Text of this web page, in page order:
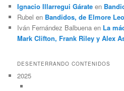
Ignacio Illarregui Gárate en
Rubel en Bandidos, de Elmore
Iván Fernández Balbuena en La
Mark Clifton, Frank Riley y Alex
DESENTERRANDO CONTENIDOS
2025